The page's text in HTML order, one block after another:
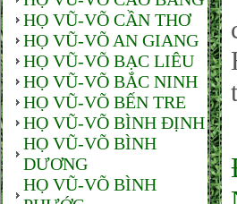
HỌ VŨ-VÕ CẦN THƠ
HỌ VŨ-VÕ AN GIANG
HỌ VŨ-VÕ BẠC LIÊU
HỌ VŨ-VÕ BẮC NINH
HỌ VŨ-VÕ BẾN TRE
HỌ VŨ-VÕ BÌNH ĐỊNH
HỌ VŨ-VÕ BÌNH
DƯƠNG
HỌ VŨ-VÕ BÌNH